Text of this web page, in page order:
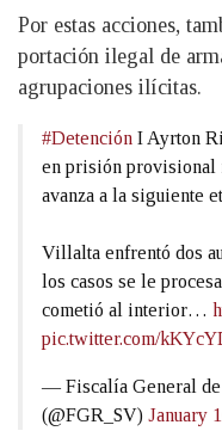
Por estas acciones,
portación ilegal de
agrupaciones ilícitas.
#Detención I Ayrton
en prisión provisional
avanza a la siguiente
Villalta enfrentó dos
los casos se le
cometió al interior…
pic.twitter.com/
— Fiscalía General de
(@FGR_SV) January